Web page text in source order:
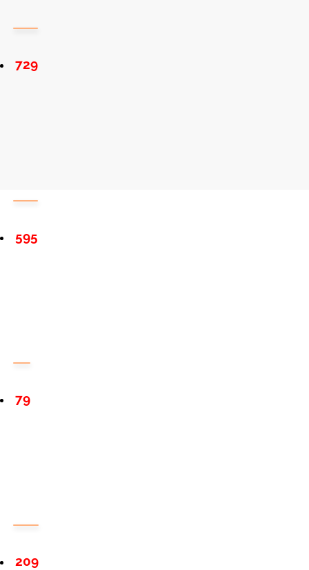
729
595
79
209